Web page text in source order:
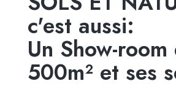
c'est aussi:
Un Show-room
500m² et ses